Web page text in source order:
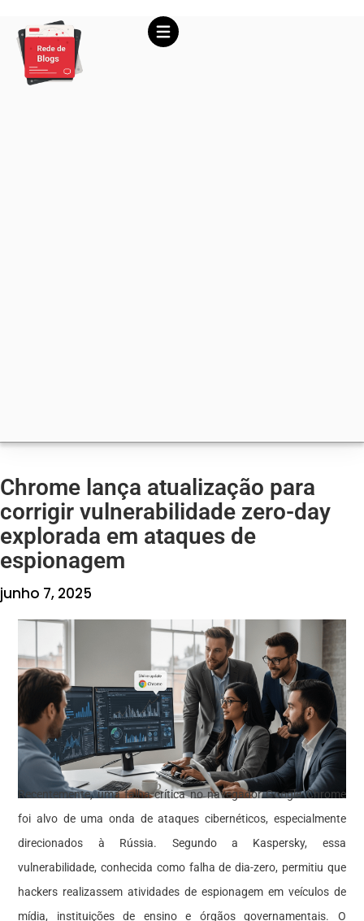
Chrome lança atualização para
corrigir vulnerabilidade zero-day
explorada em ataques de
espionagem
junho 7, 2025
Recentemente, uma falha crítica no navegador Google Chrome
foi alvo de uma onda de ataques cibernéticos, especialmente
direcionados à Rússia. Segundo a Kaspersky, essa
vulnerabilidade, conhecida como falha de dia-zero, permitiu que
hackers realizassem atividades de espionagem em veículos de
mídia, instituições de ensino e órgãos governamentais. O